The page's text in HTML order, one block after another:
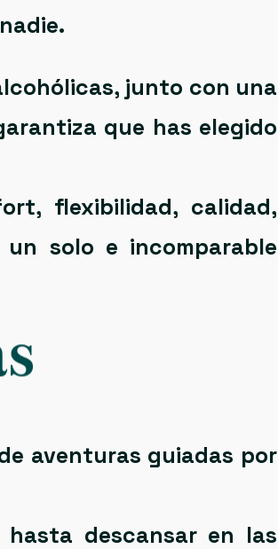
, junto con una
que has elegido
flexibilidad, calidad,
solo e incomparable
aventuras guiadas por
descansar en las